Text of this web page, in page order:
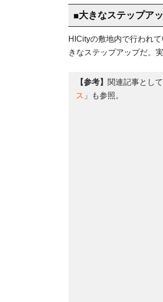
■大きなステップア
HICityの敷地内で行われ
きなステップアップだ。
【参考】 関連記事として
ス 」も参照。